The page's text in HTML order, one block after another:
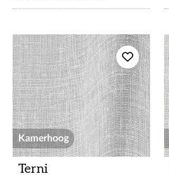
Kamerhoog
Terni